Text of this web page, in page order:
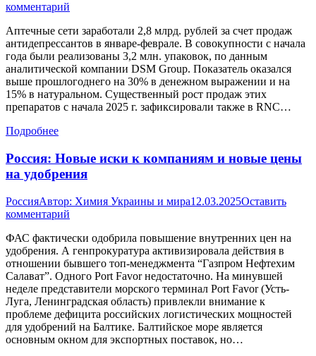
комментарий
Аптечные сети заработали 2,8 млрд. рублей за счет продаж
антидепрессантов в январе-феврале. В совокупности с начала
года были реализованы 3,2 млн. упаковок, по данным
аналитической компании DSM Group. Показатель оказался
выше прошлогоднего на 30% в денежном выражении и на
15% в натуральном. Существенный рост продаж этих
препаратов с начала 2025 г. зафиксировали также в RNC…
Подробнее
Россия: Новые иски к компаниям и новые цены
на удобрения
РоссияАвтор: Химия Украины и мира12.03.2025Оставить
комментарий
ФАС фактически одобрила повышение внутренних цен на
удобрения. А генпрокуратура активизировала действия в
отношении бывшего топ-менеджмента “Газпром Нефтехим
Салават”. Одного Port Favor недостаточно. На минувшей
неделе представители морского терминал Port Favor (Усть-
Луга, Ленинградская область) привлекли внимание к
проблеме дефицита российских логистических мощностей
для удобрений на Балтике. Балтийское море является
основным окном для экспортных поставок, но…